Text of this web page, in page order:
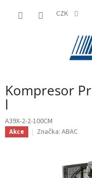
CZK
Kompresor
l
A39X-2-2-100CM
Akce Značka: ABAC